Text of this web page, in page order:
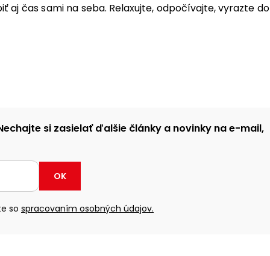
aj čas sami na seba. Relaxujte, odpočívajte, vyrazte do
si zasielať ďalšie články a novinky na e-mail,
OK
so spracovaním osobných údajov.